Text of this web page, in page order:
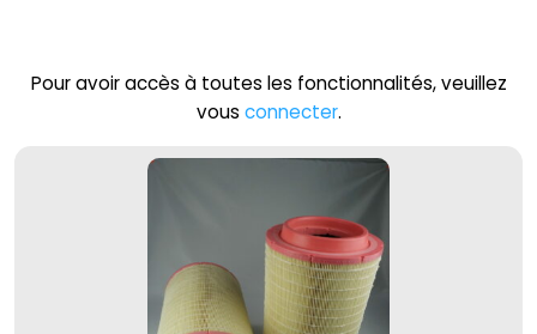
Pour avoir accès à toutes les fonctionnalités, veuillez
vous connecter.